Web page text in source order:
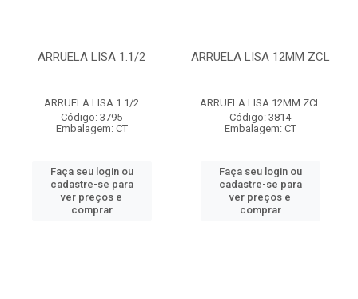
ARRUELA LISA 1.1/2
ARRUELA LISA 1.1/2
Código: 3795
Embalagem: CT
Faça seu login ou
cadastre-se para
ver preços e
comprar
ARRUELA LISA 12MM ZCL
ARRUELA LISA 12MM ZCL
Código: 3814
Embalagem: CT
Faça seu login ou
cadastre-se para
ver preços e
comprar